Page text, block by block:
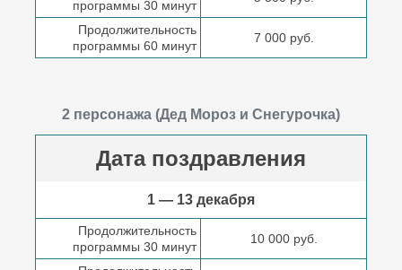
программы 30 минут
Продолжительность
программы 60 минут
7 000 руб.
2 персонажа (Дед Мороз и Снегурочка)
Дата поздравления
1 — 13 декабря
Продолжительность
программы 30 минут
10 000 руб.